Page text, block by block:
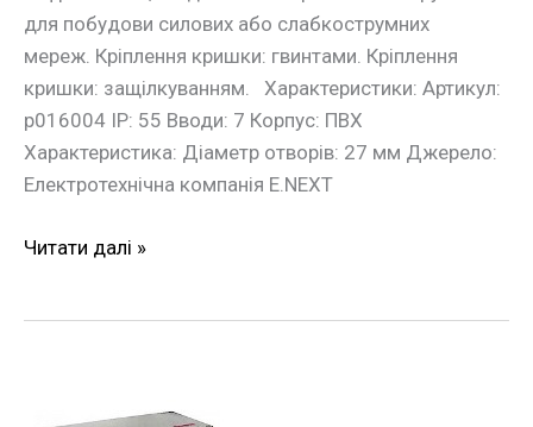
для побудови силових або слабкострумних
мереж. Кріплення кришки: гвинтами. Кріплення
кришки: защілкуванням. Характеристики: Артикул:
p016004 IP: 55 Вводи: 7 Корпус: ПВХ
Характеристика: Діаметр отворів: 27 мм Джерело:
Електротехнічна компанія E.NEXT
Читати далі »